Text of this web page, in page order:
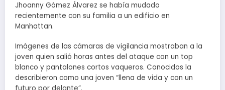
Jhoanny Gómez Álvarez se había mudado
recientemente con su familia a un edificio en
Manhattan.
Imágenes de las cámaras de vigilancia mostraban a la
joven quien salió horas antes del ataque con un top
blanco y pantalones cortos vaqueros. Conocidos la
describieron como una joven “llena de vida y con un